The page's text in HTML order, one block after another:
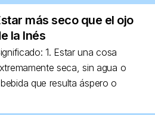
más seco que el ojo
la Inés
1. Estar una cosa
seca, sin agua o
que resulta áspero o